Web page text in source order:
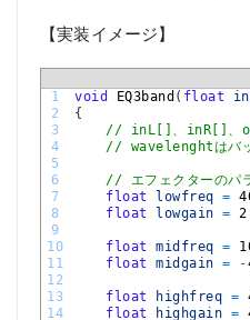
【実装イメージ】
1
2
3
4
5
6
7
8
9
10
11
12
13
14
void EQ3band ( float
{
// inL[]、inR[]、
// wavelenghtはバッ
// エフェクターのパ
float
lowfreq =
float
lowgain =
float midfreq =
float
midgain = -
float highfreq =
float
highgain =